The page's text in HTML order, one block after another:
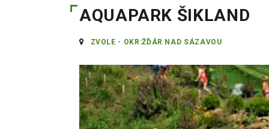
AQUAPARK ŠIKLAND
ZVOLE - OKR:ŽĎÁR NAD SÁZAVOU